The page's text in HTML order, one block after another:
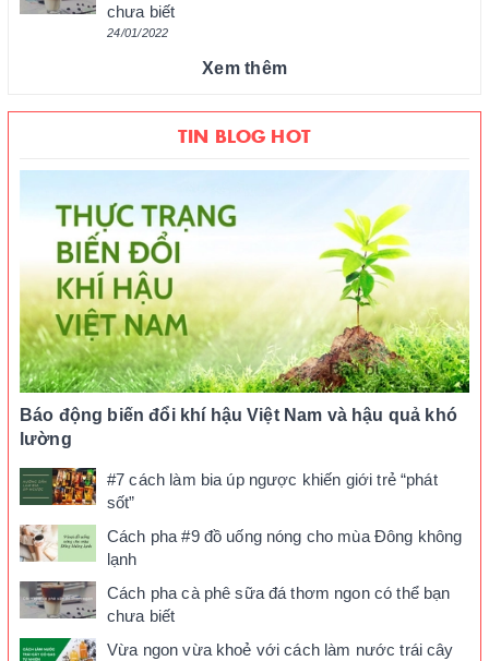
chưa biết
24/01/2022
Xem thêm
TIN BLOG HOT
Báo động biến đổi khí hậu Việt Nam và hậu quả khó
lường
#7 cách làm bia úp ngược khiến giới trẻ “phát
sốt”
Cách pha #9 đồ uống nóng cho mùa Đông không
lạnh
Cách pha cà phê sữa đá thơm ngon có thể bạn
chưa biết
Vừa ngon vừa khoẻ với cách làm nước trái cây